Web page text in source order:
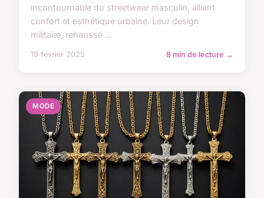
incontournable du streetwear masculin, alliant
confort et esthétique urbaine. Leur design
militaire, rehaussé ...
19 février 2025 8 min de lecture →
MODE